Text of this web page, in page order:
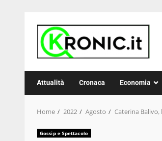
content
Attualità Cronaca Economia
Home 2022 Agosto Caterina
Gossip e Spettacolo